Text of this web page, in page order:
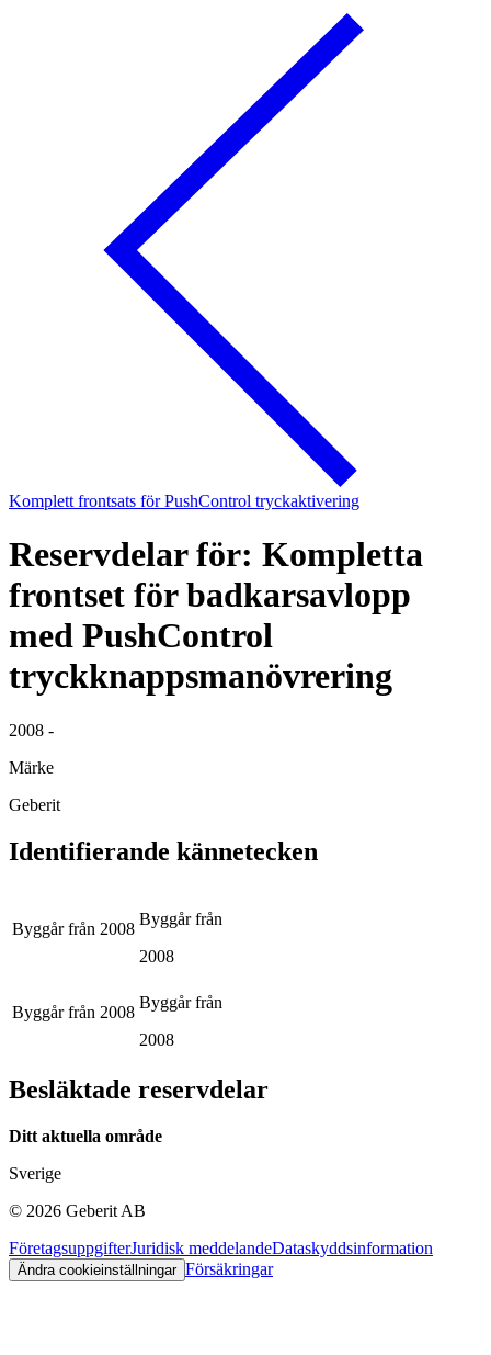
Komplett frontsats för PushControl tryckaktivering
Reservdelar för: Kompletta
frontset för badkarsavlopp
med PushControl
tryckknappsmanövrering
2008 -
Märke
Geberit
Identifierande kännetecken
Byggår från 2008
Byggår från
2008
Byggår från 2008
Byggår från
2008
Besläktade reservdelar
Ditt aktuella område
Sverige
© 2026 Geberit AB
FöretagsuppgifterJuridisk meddelandeDataskyddsinformation
Ändra cookieinställningar Försäkringar